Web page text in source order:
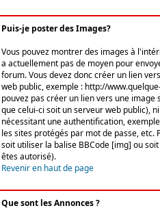
Puis-je poster des Images?
Vous pouvez montrer des images à
a actuellement pas de moyen pour
forum. Vous devez donc créer un lien
web public, exemple : http://
pouvez pas créer un lien vers une
que celui-ci soit un serveur web public),
nécessitant une authentification,
les sites protégés par mot de passe, etc.
soit utiliser la balise BBCode [img] ou
êtes autorisé).
Revenir en haut de page
Que sont les Annonces ?